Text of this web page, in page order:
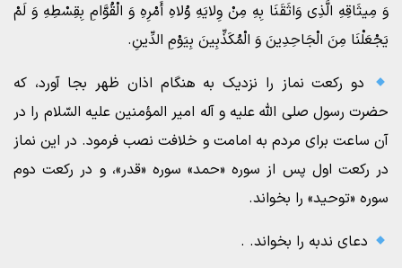
وَ مِیثَاقِهِ الَّذِی وَاثَقَنَا بِهِ مِنْ وِلایَهِ وُلاهِ أَمْرِهِ وَ الْقُوَّامِ بِقِسْطِهِ وَ لَمْ
یَجْعَلْنَا مِنَ الْجَاحِدِینَ وَ الْمُکَذِّبِینَ بِیَوْمِ الدِّینِ.
دو رکعت نماز را نزدیک به هنگام اذان ظهر بجا آورد، که
حضرت رسول صلى الله علیه و آله امیر المؤمنین علیه السّلام را در
آن ساعت‏ براى مردم به امامت و خلافت نصب فرمود. در این نماز
در رکعت اول پس از سوره «حمد» سوره «قدر»، و در رکعت دوم‏
سوره «توحید» را بخواند.
دعاى ندبه را بخواند. .